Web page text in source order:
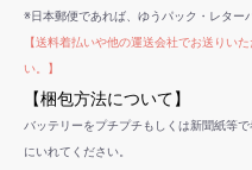
※日本郵便であれば、ゆうパック・レター
【送料着払いや他の運送会社でお送りい
い。】
【梱包方法について】
バッテリーをプチプチもしくは新聞紙等
にいれてください。